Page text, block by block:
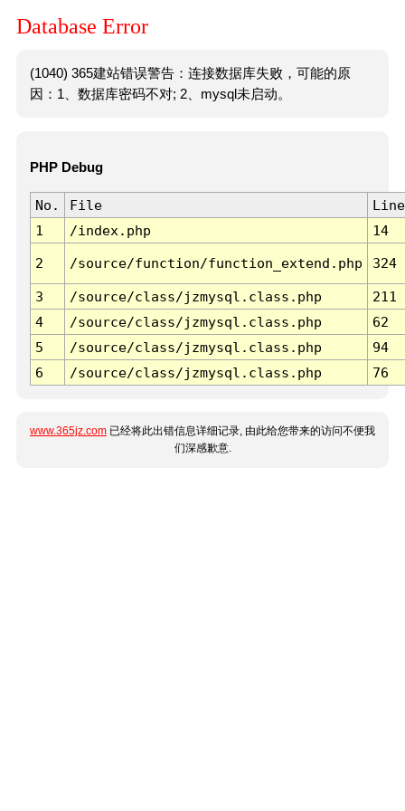
Database Error
(1040) 365建站错误警告：连接数据库失败，可能的原
因：1、数据库密码不对; 2、mysql未启动。
PHP Debug
No. File
Line
1
/index.php 14
2 /source/function/function_extend.php 324
3 /source/class/jzmysql.class.php
211
4
/source/class/jzmysql.class.php
62
5
/source/class/jzmysql.class.php
94
6
/source/class/jzmysql.class.php 76
www.365jz.com 已经将此出错信息详细记录, 由此给您带来的访问不便我
们深感歉意.